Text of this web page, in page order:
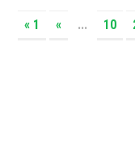
« 1 « ... 10